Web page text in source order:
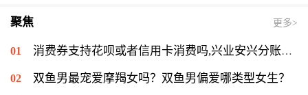
聚焦 更多>
消费券支持花呗或者信用卡消费吗,兴业安兴分账单分期会占用信用卡额度吗|世界最资讯
双鱼男最宠爱摩羯女吗？双鱼男偏爱哪类型女生？